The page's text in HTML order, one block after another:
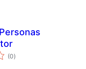
(0مجموعی
درجہ
)